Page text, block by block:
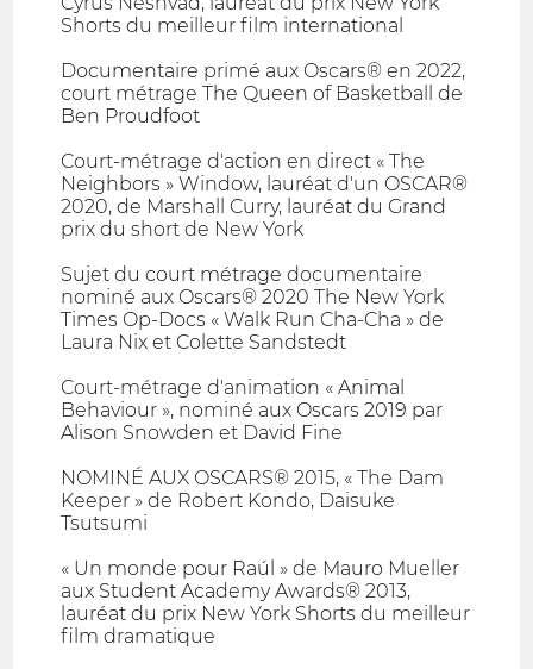
Shorts du meilleur film international
Documentaire primé aux Oscars® en 2022,
court métrage The Queen of Basketball de
Ben Proudfoot
Court-métrage d'action en direct « The
Neighbors » Window, lauréat d'un OSCAR®
2020, de Marshall Curry, lauréat du Grand
prix du short de New York
Sujet du court métrage documentaire
nominé aux Oscars® 2020 The New York
Times Op-Docs « Walk Run Cha-Cha » de
Laura Nix et Colette Sandstedt
Court-métrage d'animation « Animal
Behaviour », nominé aux Oscars 2019 par
Alison Snowden et David Fine
NOMINÉ AUX OSCARS® 2015, « The Dam
Keeper » de Robert Kondo, Daisuke
Tsutsumi
« Un monde pour Raúl » de Mauro Mueller
aux Student Academy Awards® 2013,
lauréat du prix New York Shorts du meilleur
film dramatique